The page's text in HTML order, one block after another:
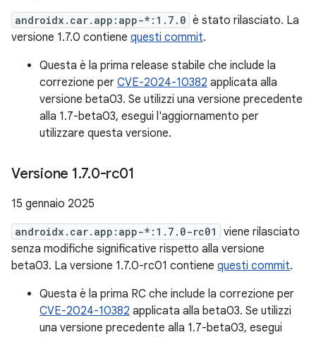
androidx.car.app:app-*:1.7.0 è stato rilasciato. La
versione 1.7.0 contiene questi commit.
Questa è la prima release stabile che include la
correzione per CVE-2024-10382 applicata alla
versione beta03. Se utilizzi una versione precedente
alla 1.7-beta03, esegui l'aggiornamento per
utilizzare questa versione.
Versione 1.7.0-rc01
15 gennaio 2025
androidx.car.app:app-*:1.7.0-rc01
viene rilasciato
senza modifiche significative rispetto alla versione
beta03. La versione 1.7.0-rc01 contiene questi commit.
Questa è la prima RC che include la correzione per
CVE-2024-10382 applicata alla beta03. Se utilizzi
una versione precedente alla 1.7-beta03, esegui